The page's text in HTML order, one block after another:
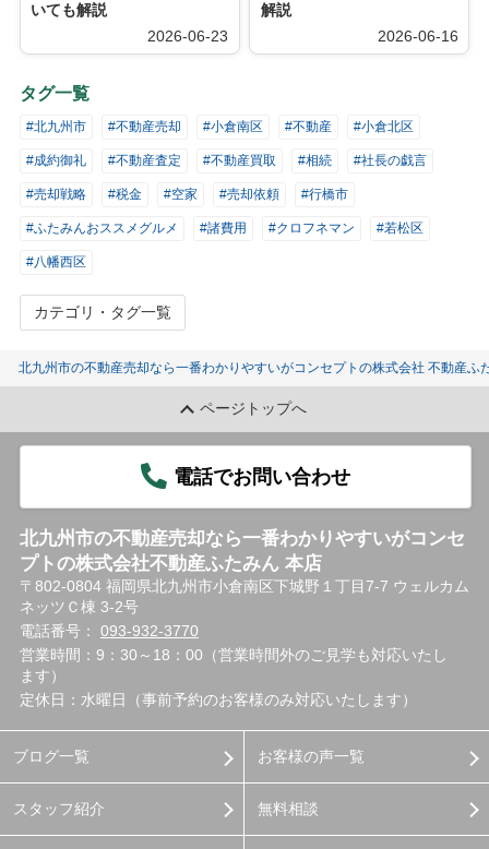
いても解説
2026-06-23
解説
2026-06-16
タグ一覧
#北九州市 #不動産売却 #小倉南区 #不動産 #小倉北区
#成約御礼 #不動産査定 #不動産買取 #相続 #社長の戯言
#売却戦略 #税金 #空家 #売却依頼 #行橋市
#ふたみんおススメグルメ #諸費用 #クロフネマン #若松区
#八幡西区
カテゴリ・タグ一覧
北九州市の不動産売却なら一番わかりやすいがコンセプトの株式会社 不動産ふ
ページトップへ
電話でお問い合わせ
北九州市の不動産売却なら一番わかりやすいがコンセ
プトの株式会社不動産ふたみん 本店
〒802-0804 福岡県北九州市小倉南区下城野１丁目7-7 ウェルカム
ネッツＣ棟 3-2号
電話番号： 093-932-3770
営業時間：9：30～18：00（営業時間外のご見学も対応いたし
ます）
定休日：水曜日（事前予約のお客様のみ対応いたします）
ブログ一覧
スタッフ紹介
お客様の声一覧
無料相談